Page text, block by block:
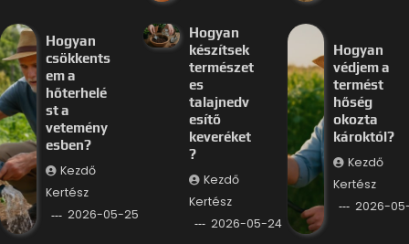
Hogyan
csökkents
em a
hőterhelé
st a
vetemény
esben?
Kezdő
Kertész
2026-05-25
Hogyan
készítsek
természet
es
talajnedv
esítő
keveréket
?
Kezdő
Kertész
2026-05-24
Hogyan
védjem a
termést
hőség
okozta
károktól?
Kezdő
Kertész
2026-